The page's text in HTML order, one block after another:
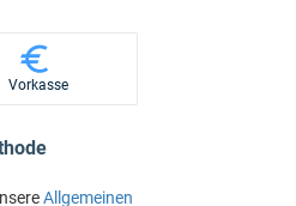
Vorkasse
Allgemeinen